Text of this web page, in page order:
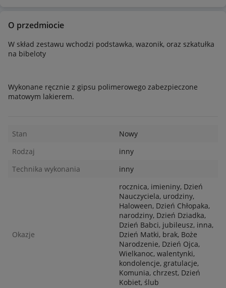
O przedmiocie
W skład zestawu wchodzi podstawka, wazonik, oraz szkatułka
na bibeloty
Wykonane ręcznie z gipsu polimerowego zabezpieczone
matowym lakierem.
Stan
Nowy
Rodzaj
inny
Technika wykonania
inny
Okazje
rocznica, imieniny, Dzień
Nauczyciela, urodziny,
Haloween, Dzień Chłopaka,
narodziny, Dzień Dziadka,
Dzień Babci, jubileusz, inna,
Dzień Matki, brak, Boże
Narodzenie, Dzień Ojca,
Wielkanoc, walentynki,
kondolencje, gratulacje,
Komunia, chrzest, Dzień
Kobiet, ślub